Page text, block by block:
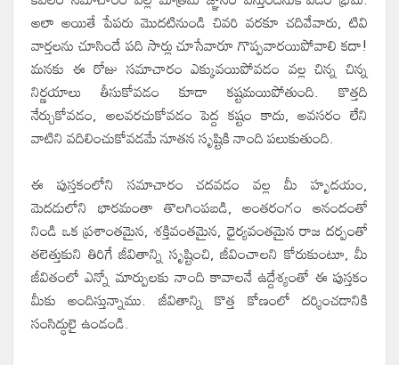
అలా అయితే పేపరు మొదటినుండి చివరి వరకూ చదివేవారు, టివి
వార్తలను చూసిందే పది సార్లు చూసేవారూ గొప్పవారయిపోవాలి కదా!
మనకు ఈ రోజు సమాచారం ఎక్కువయిపోవడం వల్ల చిన్న చిన్న
నిర్ణయాలు తీసుకోవడం కూడా కష్టమయిపోతుంది. కొత్తది
నేర్చుకోవడం, అలవరచుకోవడం పెద్ద కష్టం కాదు, అవసరం లేని
వాటిని వదిలించుకోవడమే నూతన సృష్టికి నాంది పలుకుతుంది.
ఈ పుస్తకంలోని సమాచారం చదవడం వల్ల మీ హృదయం,
మెదడులోని భారమంతా తొలగింపబడి, అంతరంగం ఆనందంతో
నిండి ఒక ప్రశాంతమైన, శక్తివంతమైన, ధైర్యవంతమైన రాజ దర్పంతో
తలెత్తుకుని తిరిగే జీవితాన్ని సృష్టించి, జీవించాలని కోరుకుంటూ, మీ
జీవితంలో ఎన్నో మార్పులకు నాంది కావాలనే ఉద్దేశ్యంతో ఈ పుస్తకం
మీకు అందిస్తున్నాము. జీవితాన్ని కొత్త కోణంలో దర్శించడానికి
సంసిద్ధులై ఉండండి.